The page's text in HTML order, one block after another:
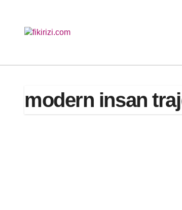
content
modern insan